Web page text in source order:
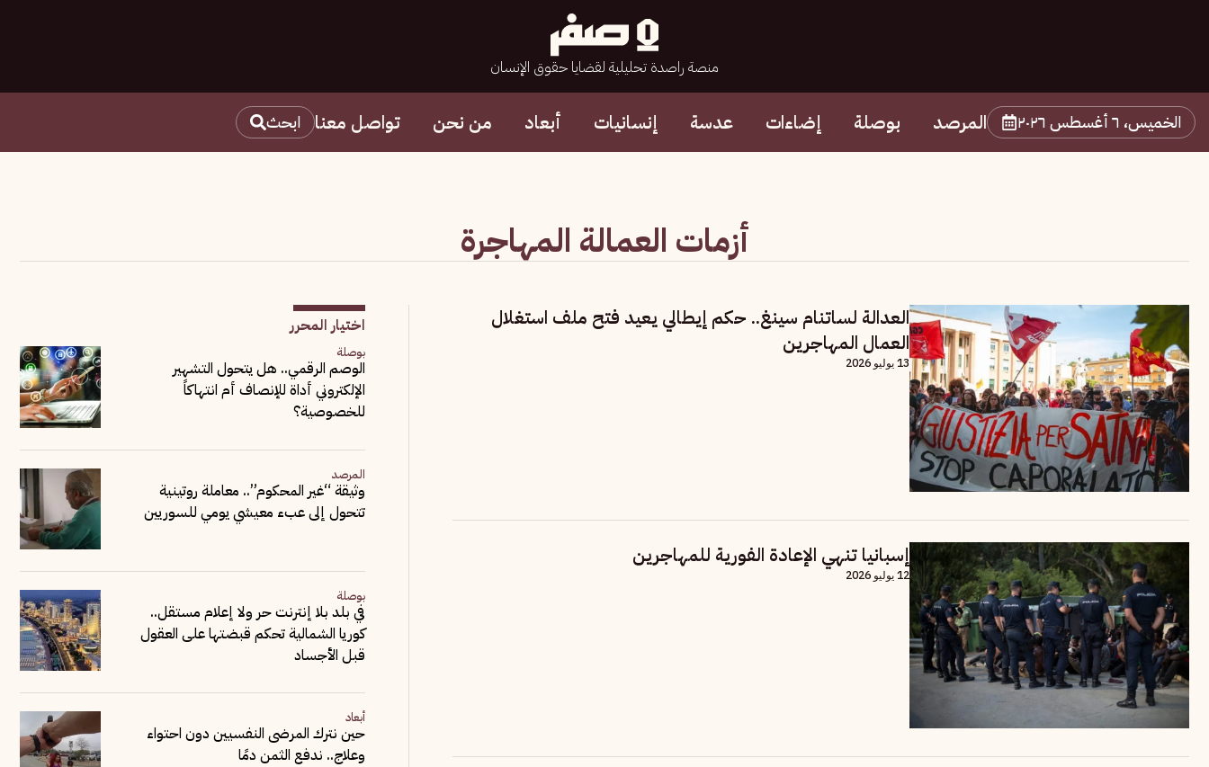
منصة راصدة تحليلية لقضايا حقوق الإنسان
الخميس، ٦ أغسطس ٢٠٢٦ المرصد بوصلة إضاءات عدسة إنسانيات أبعاد من نحن تواصل معنا ابحث
أزمات العمالة المهاجرة
العدالة لساتنام سينغ.. حكم إيطالي يعيد فتح ملف استغلال
العمال المهاجرين
13 يوليو 2026
إسبانيا تنهي الإعادة الفورية للمهاجرين
12 يوليو 2026
اختيار المحرر
بوصلة
الوصم الرقمي.. هل يتحول التشهير
الإلكتروني أداة للإنصاف أم انتهاكاً
للخصوصية؟
المرصد
وثيقة “غير المحكوم”.. معاملة روتينية
تتحول إلى عبء معيشي يومي للسوريين
بوصلة
في بلد بلا إنترنت حر ولا إعلام مستقل..
كوريا الشمالية تحكم قبضتها على العقول
قبل الأجساد
أبعاد
حين نترك المرضى النفسيين دون احتواء
وعلاج.. ندفع الثمن دمًا